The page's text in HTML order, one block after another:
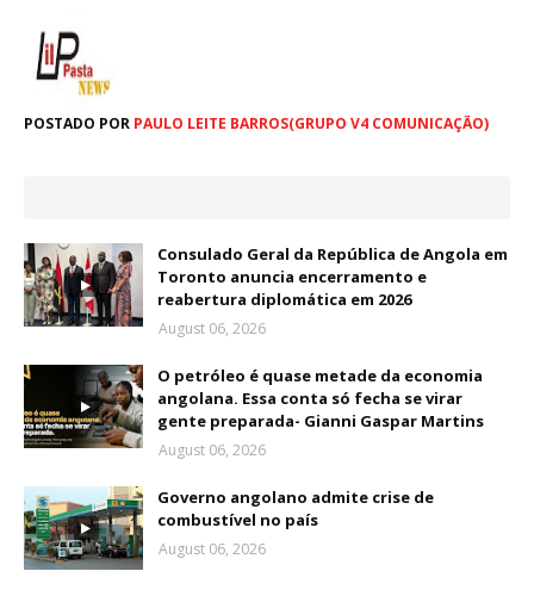
POSTADO POR PAULO LEITE BARROS(GRUPO V4 COMUNICAÇÃO)
Consulado Geral da República de Angola em
Toronto anuncia encerramento e
reabertura diplomática em 2026
August 06, 2026
O petróleo é quase metade da economia
angolana. Essa conta só fecha se virar
gente preparada- Gianni Gaspar Martins
August 06, 2026
Governo angolano admite crise de
combustível no país
August 06, 2026